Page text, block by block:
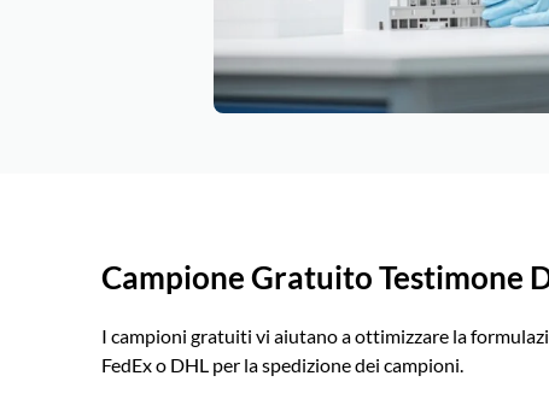
Campione Gratuito Testimone
I campioni gratuiti vi aiutano a ottimizzare la
FedEx o DHL per la spedizione dei campioni.